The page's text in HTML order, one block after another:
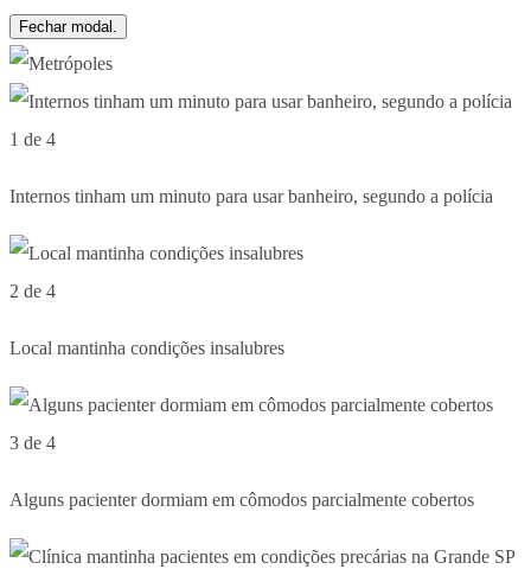
Fechar modal.
1 de 4
Internos tinham um minuto para usar banheiro, segundo a polícia
2 de 4
Local mantinha condições insalubres
3 de 4
Alguns pacienter dormiam em cômodos parcialmente cobertos